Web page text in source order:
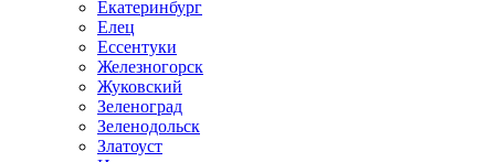
Екатеринбург
Елец
Ессентуки
Железногорск
Жуковский
Зеленоград
Зеленодольск
Златоуст